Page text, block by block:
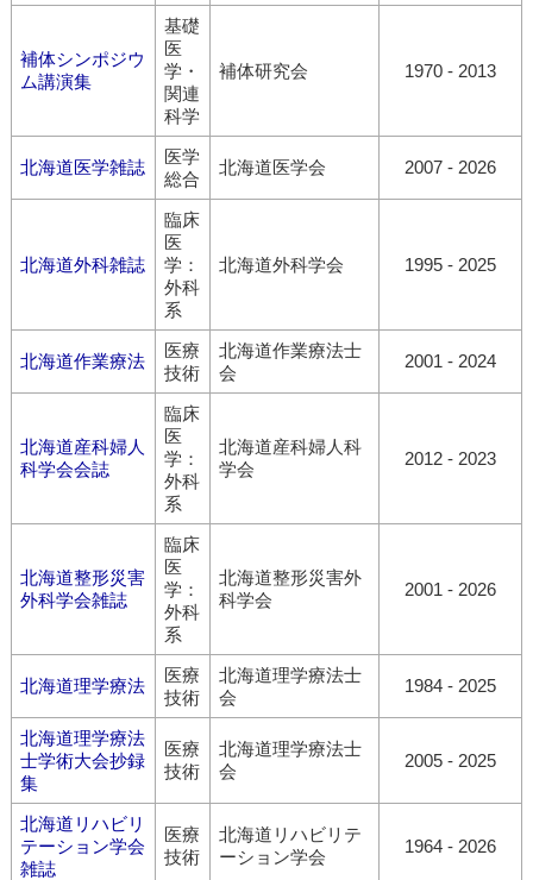
補体シンポジウ
ム講演集
基礎
医
学・
関連
科学
補体研究会 1970 - 2013
北海道医学雑誌
医学
総合
北海道医学会 2007 - 2026
北海道外科雑誌
臨床
医
学：
外科
系
北海道外科学会 1995 - 2025
北海道作業療法
医療
技術
北海道作業療法士
会
2001 - 2024
北海道産科婦人
科学会会誌
臨床
医
学：
外科
系
北海道産科婦人科
学会
2012 - 2023
北海道整形災害
外科学会雑誌
臨床
医
学：
外科
系
北海道整形災害外
科学会
2001 - 2026
北海道理学療法
医療
技術
北海道理学療法士
会
1984 - 2025
北海道理学療法
士学術大会抄録
集
医療
技術
北海道理学療法士
会
2005 - 2025
北海道リハビリ
テーション学会
雑誌
医療
技術
北海道リハビリテ
ーション学会
1964 - 2026